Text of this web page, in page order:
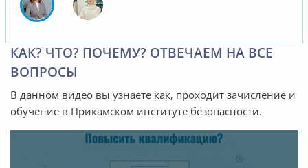
КАК? ЧТО? ПОЧЕМУ? ОТВЕЧАЕМ НА ВСЕ
ВОПРОСЫ
В данном видео вы узнаете как, проходит зачисление и
обучение в Прикамском институте безопасности.